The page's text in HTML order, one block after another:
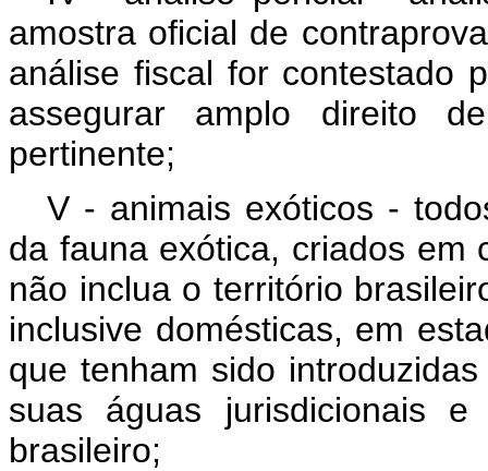
amostra oficial de
análise fiscal for contestado
assegurar amplo direito
pertinente;
V - animais exóticos -
da fauna exótica, criados em
não inclua o território
inclusive domésticas, em
que tenham sido
suas águas jurisdicionais
brasileiro;